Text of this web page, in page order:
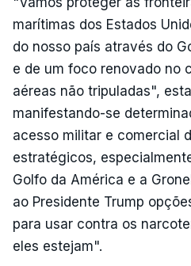
marítimas dos Estados
do nosso país através do
e de um foco renovado no
aéreas não tripuladas",
manifestando-se
acesso militar e comercial
estratégicos,
Golfo da América e a
ao Presidente Trump
para usar contra os
eles estejam".